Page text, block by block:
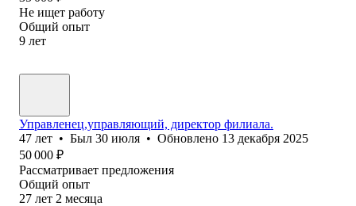
Не ищет работу
Общий опыт
9 лет
Управленец,управляющий, директор филиала.
47 лет • Был 30 июля • Обновлено 13 декабря 2025
50 000 ₽
Рассматривает предложения
Общий опыт
27 лет 2 месяца